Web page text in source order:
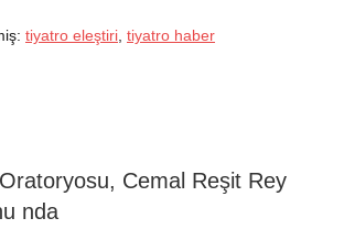
tiyatro eleştiri tiyatro haber
Cemal Reşit Rey
nda